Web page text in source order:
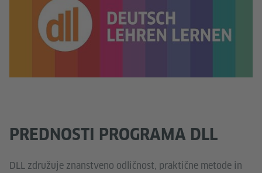
PREDNOSTI PROGRAMA DLL
DLL združuje znanstveno odličnost, praktične metode in